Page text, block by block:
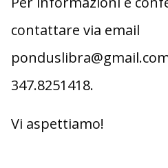
contattare via email
347.8251418.
Vi aspettiamo!